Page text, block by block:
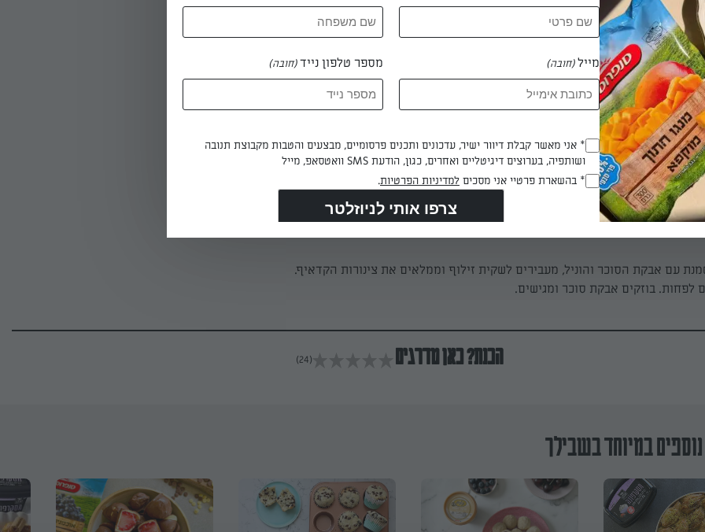
מחממים תנור ל-170 מעלות ומרפדים תבנית בנייר אפיה. משמנים גלילי מתכת או קונוסים ממתכת
מומלץ לעטוף אותם בנייר אפיה. אם אין גלילי מתכת ייעודיים, מגלגלים נייר כסף
ס"מ.
דקות
עם אבקת הסוכר והוניל, מעבירים לשקית זילוף וממלאים את צינורות הקדאיף.
לפחות. בוזקים אבקת סוכר ומגישים.
הכנת? כאן מדרגים (24)
במיוחד בשבילך
מייל(חובה) מספר טלפון נייד(חובה)
Opt_In
(חובה)
* אני מאשר קבלת דיוור ישיר, עדכונים ותכנים פרסומיים, מבצעים והטבות מקבוצת תנובה
ושותפיה, בערוצים דיגיטליים ואחרים, כגון, הודעת SMS וואטסאפ, מייל
RegulationsApproved
* בהשארת פרטיי אני מסכים למדיניות הפרטיות.